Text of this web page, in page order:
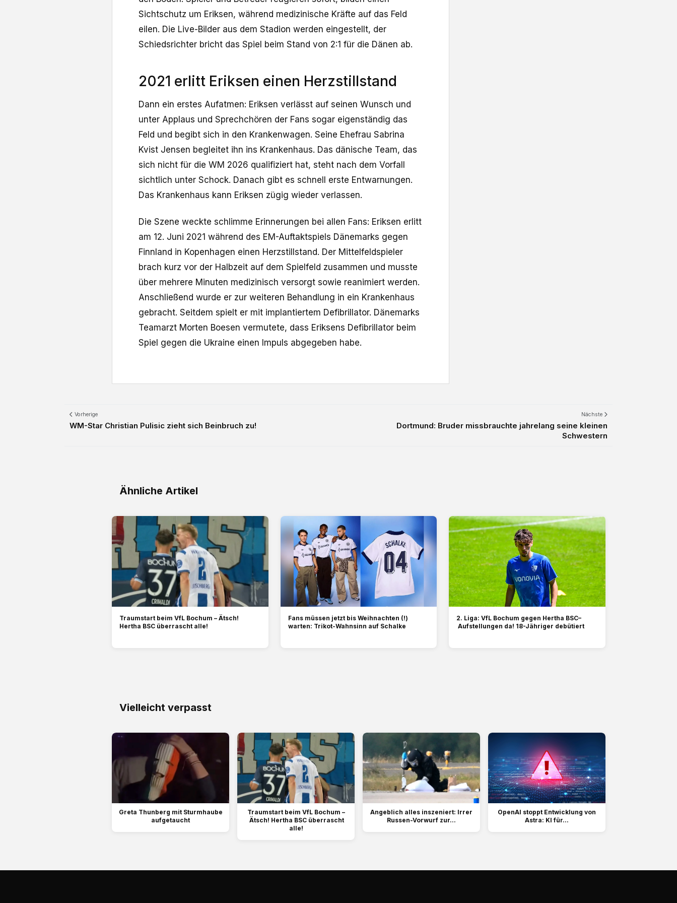
Sichtschutz um Eriksen, während medizinische Kräfte auf das Feld
eilen. Die Live-Bilder aus dem Stadion werden eingestellt, der
Schiedsrichter bricht das Spiel beim Stand von 2:1 für die Dänen ab.
2021 erlitt Eriksen einen Herzstillstand
Dann ein erstes Aufatmen: Eriksen verlässt auf seinen Wunsch und
unter Applaus und Sprechchören der Fans sogar eigenständig das
Feld und begibt sich in den Krankenwagen. Seine Ehefrau Sabrina
Kvist Jensen begleitet ihn ins Krankenhaus. Das dänische Team, das
sich nicht für die WM 2026 qualifiziert hat, steht nach dem Vorfall
sichtlich unter Schock. Danach gibt es schnell erste Entwarnungen.
Das Krankenhaus kann Eriksen zügig wieder verlassen.
Die Szene weckte schlimme Erinnerungen bei allen Fans: Eriksen erlitt
am 12. Juni 2021 während des EM-Auftaktspiels Dänemarks gegen
Finnland in Kopenhagen einen Herzstillstand. Der Mittelfeldspieler
brach kurz vor der Halbzeit auf dem Spielfeld zusammen und musste
über mehrere Minuten medizinisch versorgt sowie reanimiert werden.
Anschließend wurde er zur weiteren Behandlung in ein Krankenhaus
gebracht. Seitdem spielt er mit implantiertem Defibrillator. Dänemarks
Teamarzt Morten Boesen vermutete, dass Eriksens Defibrillator beim
Spiel gegen die Ukraine einen Impuls abgegeben habe.
Vorherige
WM-Star Christian Pulisic zieht sich Beinbruch zu!
Nächste
Dortmund: Bruder missbrauchte jahrelang seine kleinen
Schwestern
Ähnliche Artikel
Traumstart beim VfL Bochum – Ätsch!
Hertha BSC überrascht alle!
Fans müssen jetzt bis Weihnachten (!)
warten: Trikot-Wahnsinn auf Schalke
2. Liga: VfL Bochum gegen Hertha BSC–
Aufstellungen da! 18-Jähriger debütiert
Vielleicht verpasst
Greta Thunberg mit Sturmhaube
aufgetaucht
Traumstart beim VfL Bochum –
Ätsch! Hertha BSC überrascht
alle!
Angeblich alles inszeniert: Irrer
Russen-Vorwurf zur...
OpenAI stoppt Entwicklung von
Astra: KI für...